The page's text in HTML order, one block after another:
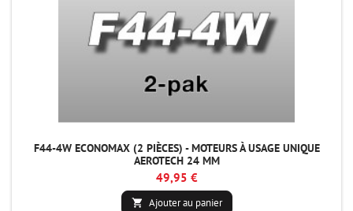
F44-4W ECONOMAX (2 PIÈCES) - MOTEURS À USAGE UNIQUE
AEROTECH 24 MM
49,95 €
 Ajouter au panier